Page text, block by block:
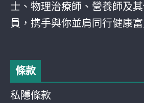
士、物理治療師、營養師及
員，携手與你並肩同行健康富
條款
私隱條款